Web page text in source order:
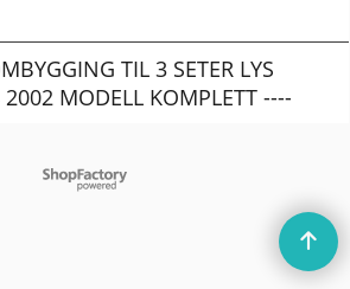
TIL 3 SETER LYS
2002 MODELL KOMPLETT ----
To create online store
ShopFactory eCommerce